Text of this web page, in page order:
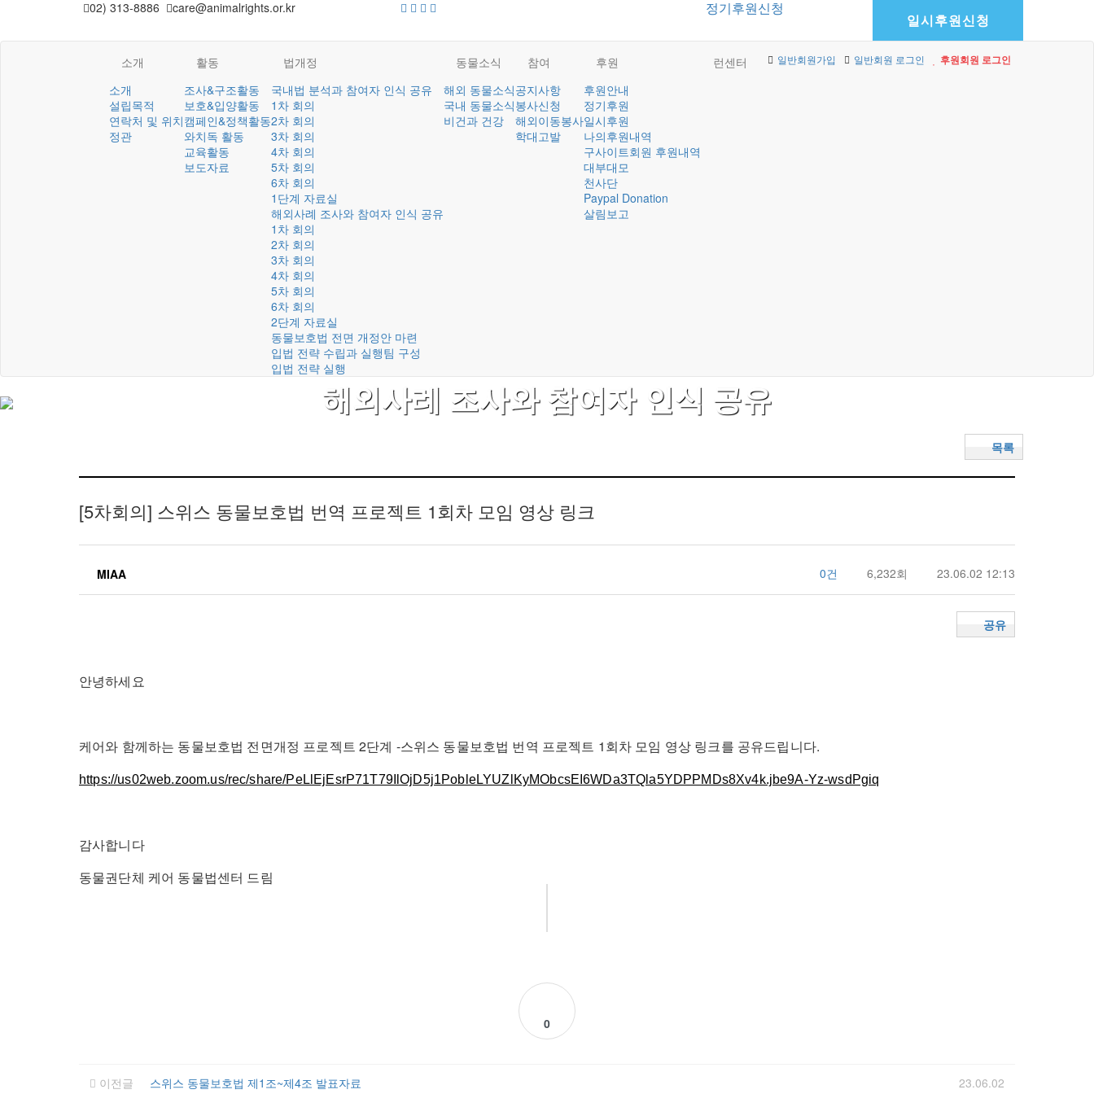
02) 313-8886 care@animalrights.or.kr 정기후원신청
일시후원신청
소개
소개
설립목적
연락처 및 위치
정관
활동
조사&구조활동
보호&입양활동
캠페인&정책활동
와치독 활동
교육활동
보도자료
법개정
국내법 분석과 참여자 인식 공유
1차 회의
2차 회의
3차 회의
4차 회의
5차 회의
6차 회의
1단계 자료실
해외사례 조사와 참여자 인식 공유
1차 회의
2차 회의
3차 회의
4차 회의
5차 회의
6차 회의
2단계 자료실
동물보호법 전면 개정안 마련
입법 전략 수립과 실행팀 구성
입법 전략 실행
동물소식
해외 동물소식
국내 동물소식
비건과 건강
참여
공지사항
봉사신청
해외이동봉사
학대고발
후원
후원안내
정기후원
일시후원
나의후원내역
구사이트회원 후원내역
대부대모
천사단
Paypal Donation
살림보고
런센터 일반회원가입 일반회원 로그인 후원회원 로그인
해외사례 조사와 참여자 인식 공유
목록
[5차회의] 스위스 동물보호법 번역 프로젝트 1회차 모임 영상 링크
MIAA 0건 6,232회 23.06.02 12:13
공유
안녕하세요
케어와 함께하는 동물보호법 전면개정 프로젝트 2단계 -스위스 동물보호법 번역 프로젝트 1회차 모임 영상 링크를 공유드립니다.
https://us02web.zoom.us/rec/share/PeLlEjEsrP71T79IlOjD5j1PobleLYUZlKyMObcsEI6WDa3TQla5YDPPMDs8Xv4k.jbe9A-Yz-wsdPgiq
감사합니다
동물권단체 케어 동물법센터 드림
0
이전글 스위스 동물보호법 제1조~제4조 발표자료 23.06.02